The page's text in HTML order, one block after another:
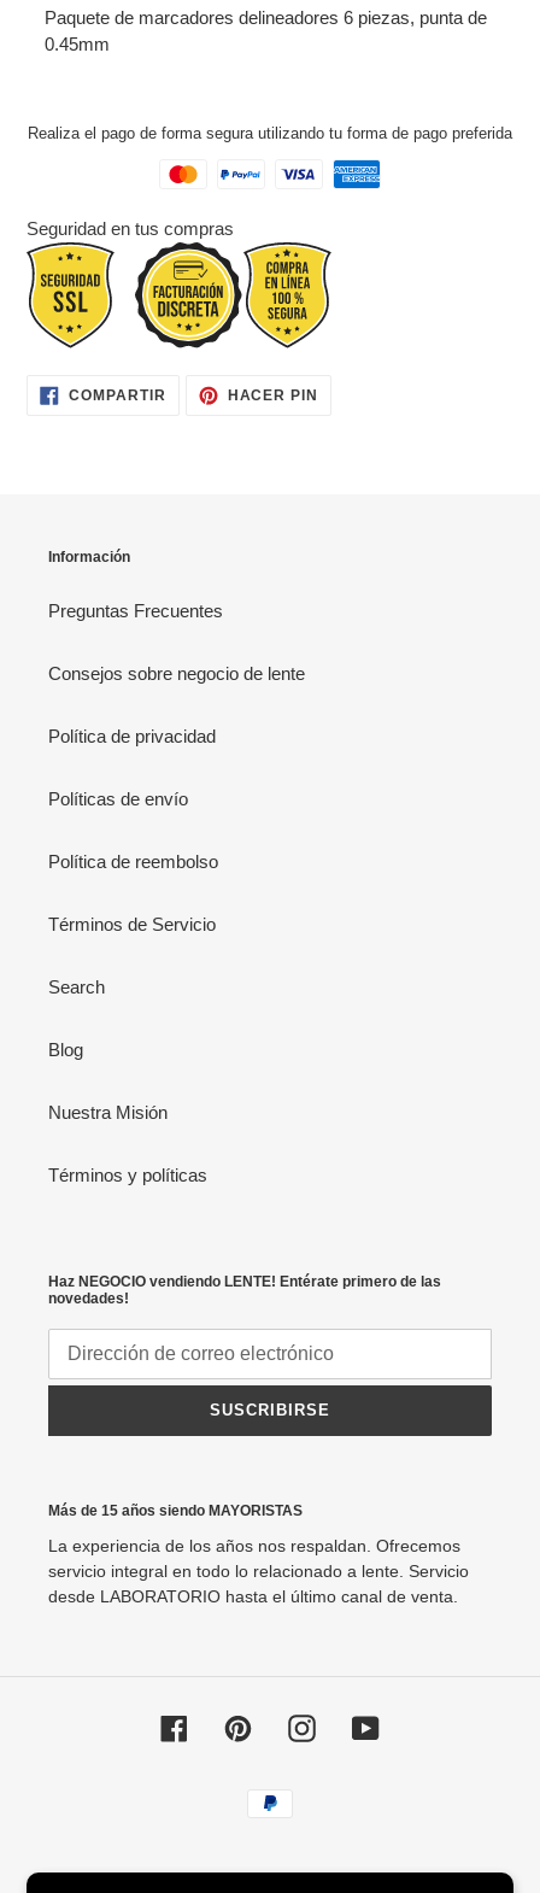
carrito
Paquete de marcadores delineadores 6 piezas, punta de
0.45mm
Realiza el pago de forma segura utilizando tu forma de pago preferida
Seguridad en tus compras
COMPARTIR COMPARTIR
EN
HACER PIN
Información
Preguntas Frecuentes
Consejos sobre negocio de lente
Política de privacidad
Políticas de envío
Política de reembolso
Términos de Servicio
Search
Blog
Nuestra Misión
Términos y políticas
Haz NEGOCIO vendiendo LENTE! Entérate primero de las
novedades!
SUSCRIBIRSE
Más de 15 años siendo MAYORISTAS
La experiencia de los años nos respaldan. Ofrecemos
servicio integral en todo lo relacionado a lente. Servicio
desde LABORATORIO hasta el último canal de venta.
FacebookPinterestInstagramYouTube
Métodos
de